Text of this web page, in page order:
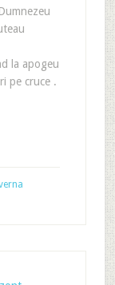
la apogeu
pe cruce .